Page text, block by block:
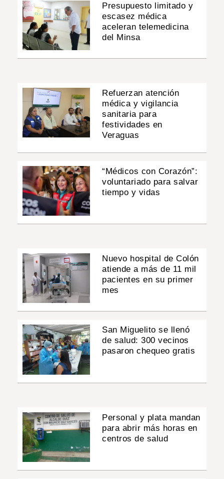
Presupuesto limitado y
escasez médica
aceleran telemedicina
del Minsa
Refuerzan atención
médica y vigilancia
sanitaria para
festividades en
Veraguas
“Médicos con Corazón”:
voluntariado para salvar
tiempo y vidas
Nuevo hospital de Colón
atiende a más de 11 mil
pacientes en su primer
mes
San Miguelito se llenó
de salud: 300 vecinos
pasaron chequeo gratis
Personal y plata mandan
para abrir más horas en
centros de salud